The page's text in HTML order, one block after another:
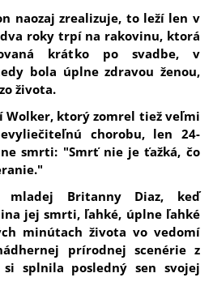
naozaj zrealizuje, to leží len v
roky trpí na rakovinu, ktorá
krátko po svadbe, v
bola úplne zdravou ženou,
života.
Wolker, ktorý zomrel tiež veľmi
chorobu, len 24-
smrti: "Smrť nie je ťažká, čo
mladej Britanny Diaz, keď
jej smrti, ľahké, úplne ľahké
minútach života vo vedomí
prírodnej scenérie z
si splnila posledný sen svojej